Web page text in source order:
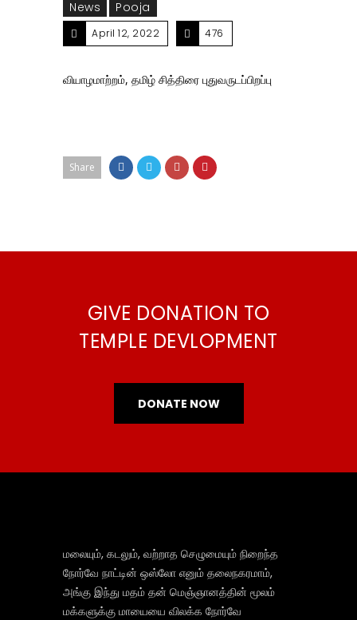
News Pooja
April 12, 2022 476
வியாழமாற்றம், தமிழ் சித்திரை புதுவருடப்பிறப்பு
Share
GIVE DONATION TO
TEMPLE DEVLOPMENT
DONATE NOW
மலையும், கடலும், வற்றாத செழுமையும் நிறைந்த
நோர்வே நாட்டின் ஒஸ்லோ எனும் தலைநகரமாம்,
அங்கு இந்து மதம் தன் மெஞ்ஞானத்தின் மூலம்
மக்களுக்கு மாயையை விலக்க நோர்வே